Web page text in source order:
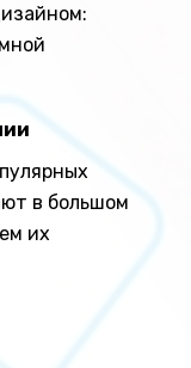
в большом
их